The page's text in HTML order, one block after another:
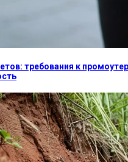
требования к